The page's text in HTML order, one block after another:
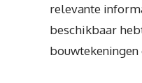
relevante
beschikbaar
bouwtekeningen